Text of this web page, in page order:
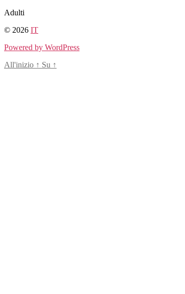
Salta
contenuto
Adulti
© 2026 IT
Powered by WordPress
All'inizio ↑ Su ↑